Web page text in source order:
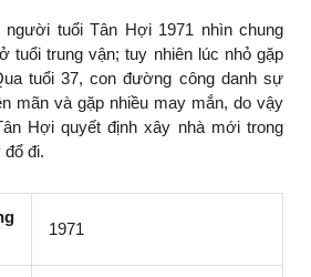
người tuổi Tân Hợi 1971 nhìn chung
tuổi trung vận; tuy nhiên lúc nhỏ gặp
tuổi 37, con đường công danh sự
mãn và gặp nhiều may mắn, do vậy
Hợi quyết định xây nhà mới trong
đổ đi.
1971